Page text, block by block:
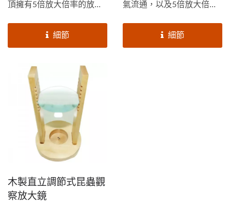
頂擁有5倍放大倍率的放大
石頭、硬幣、郵票等，也可
以當作標本收藏盒，是喜愛
提供客製化服務，為您打造
專屬的5倍方型昆蟲觀察
盒，歡迎大量採購！
細節
氣流通，以及5倍放大倍率
植物、石頭、硬幣、郵票
等，也可以當作標本收藏
細節
木製直立調節式昆蟲觀
察放大鏡